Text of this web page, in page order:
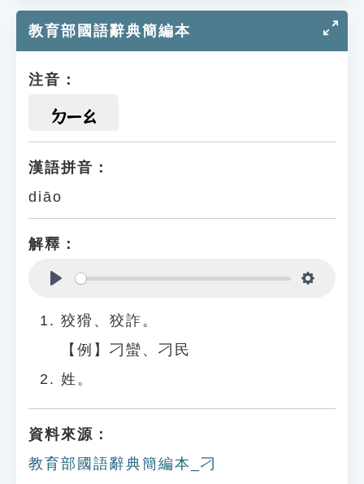
教育部國語辭典簡編本
注音：
ㄉㄧㄠ
漢語拼音：
diāo
解釋：
狡猾、狡詐。
【例】刁蠻、刁民
姓。
資料來源：
教育部國語辭典簡編本_刁